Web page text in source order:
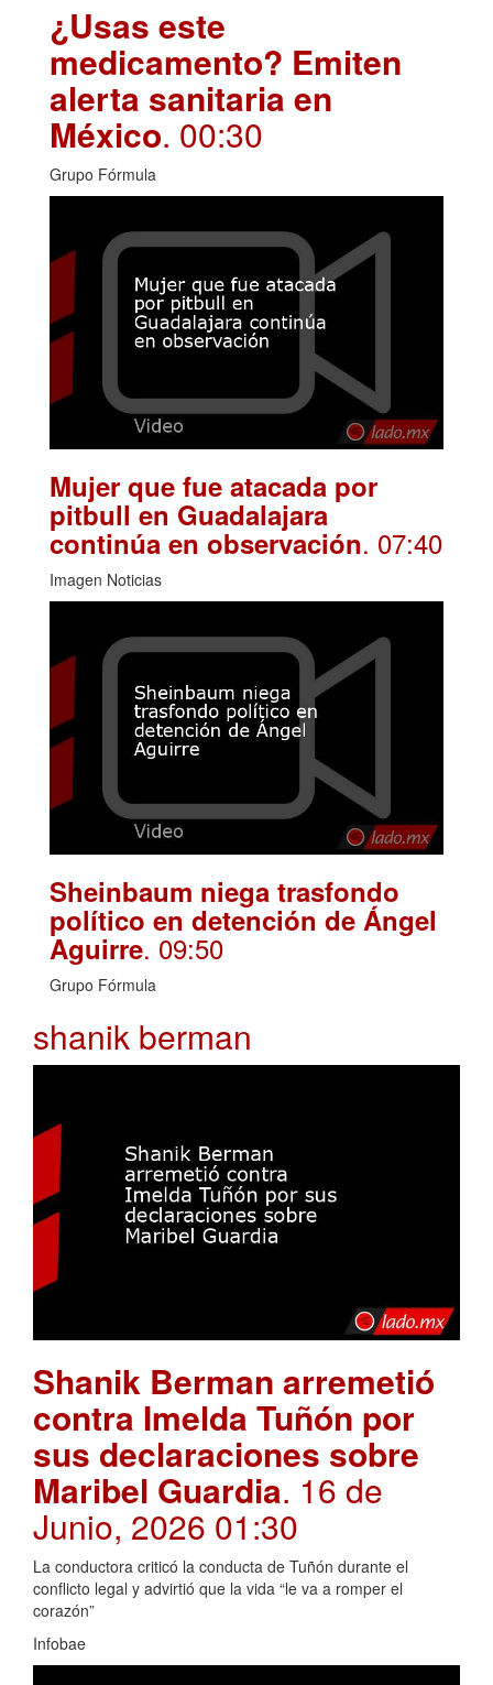
¿Usas este
medicamento? Emiten
alerta sanitaria en
México. 00:30
Grupo Fórmula
Mujer que fue atacada por
pitbull en Guadalajara
continúa en observación. 07:40
Imagen Noticias
Sheinbaum niega trasfondo
político en detención de Ángel
Aguirre. 09:50
Grupo Fórmula
shanik berman
Shanik Berman arremetió
contra Imelda Tuñón por
sus declaraciones sobre
Maribel Guardia. 16 de
Junio, 2026 01:30
La conductora criticó la conducta de Tuñón durante el
conflicto legal y advirtió que la vida “le va a romper el
corazón”
Infobae